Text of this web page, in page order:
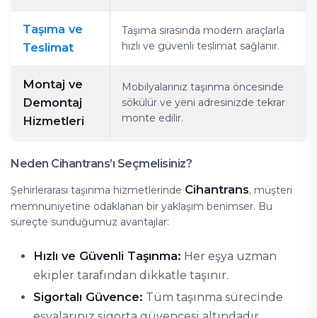
Taşıma ve
Teslimat
Taşıma sırasında modern araçlarla
hızlı ve güvenli teslimat sağlanır.
Montaj ve
Demontaj
Hizmetleri
Mobilyalarınız taşınma öncesinde
sökülür ve yeni adresinizde tekrar
monte edilir.
Neden Cihantrans’ı Seçmelisiniz?
Şehirlerarası taşınma hizmetlerinde Cihantrans, müşteri
memnuniyetine odaklanan bir yaklaşım benimser. Bu
süreçte sunduğumuz avantajlar:
Hızlı ve Güvenli Taşınma: Her eşya uzman
ekipler tarafından dikkatle taşınır.
Sigortalı Güvence: Tüm taşınma sürecinde